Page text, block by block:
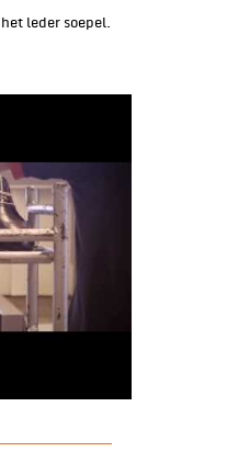
leder soepel.